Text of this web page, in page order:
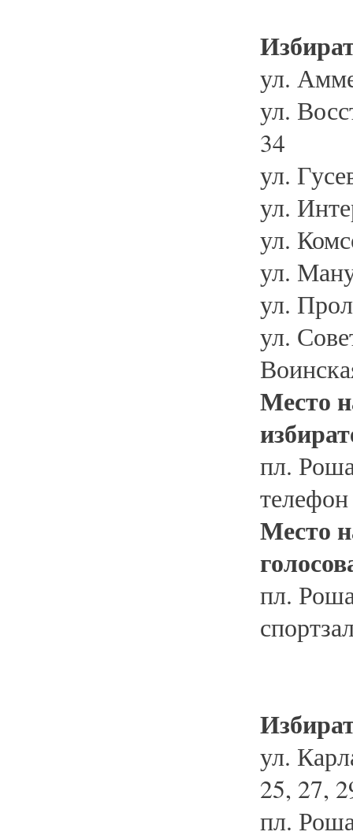
ул.
ул.
34
ул.
ул.
ул.
ул.
ул.
ул.
Место
пл.
Место
пл.
ул.
25, 27,
пл.